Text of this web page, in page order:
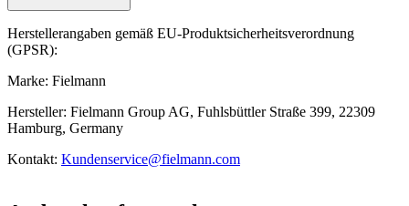
Herstellerangaben gemäß EU-Produktsicherheitsverordnung
(GPSR):
Marke: Fielmann
Hersteller: Fielmann Group AG, Fuhlsbüttler Straße 399, 22309
Hamburg, Germany
Kontakt: Kundenservice@fielmann.com